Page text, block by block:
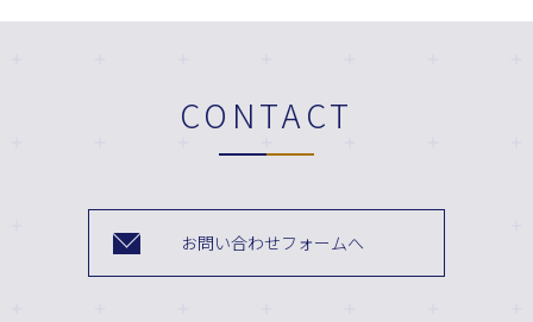
CONTACT
お問い合わせフォームへ